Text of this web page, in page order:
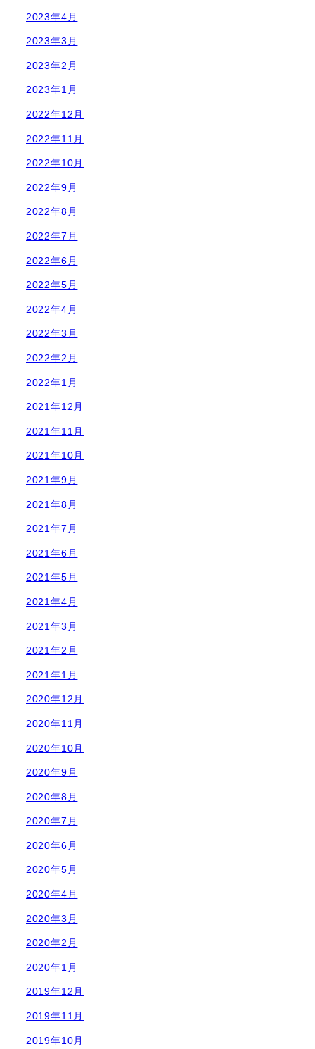
2023年4月
2023年3月
2023年2月
2023年1月
2022年12月
2022年11月
2022年10月
2022年9月
2022年8月
2022年7月
2022年6月
2022年5月
2022年4月
2022年3月
2022年2月
2022年1月
2021年12月
2021年11月
2021年10月
2021年9月
2021年8月
2021年7月
2021年6月
2021年5月
2021年4月
2021年3月
2021年2月
2021年1月
2020年12月
2020年11月
2020年10月
2020年9月
2020年8月
2020年7月
2020年6月
2020年5月
2020年4月
2020年3月
2020年2月
2020年1月
2019年12月
2019年11月
2019年10月